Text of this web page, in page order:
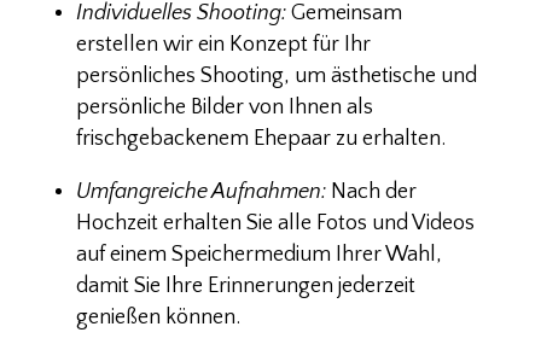
Individuelles Shooting: Gemeinsam
erstellen wir ein Konzept für Ihr
persönliches Shooting, um ästhetische und
persönliche Bilder von Ihnen als
frischgebackenem Ehepaar zu erhalten.
Umfangreiche Aufnahmen: Nach der
Hochzeit erhalten Sie alle Fotos und Videos
auf einem Speichermedium Ihrer Wahl,
damit Sie Ihre Erinnerungen jederzeit
genießen können.